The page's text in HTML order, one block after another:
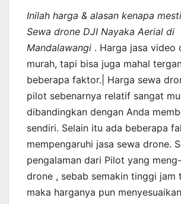
Inilah harga & alasan kenapa
Sewa drone DJI Nayaka Aerial di
Mandalawangi . Harga jasa video
murah, tapi bisa juga mahal
beberapa faktor.| Harga sewa
pilot sebenarnya relatif sangat
dibandingkan dengan Anda
sendiri. Selain itu ada beberapa
mempengaruhi jasa sewa drone.
pengalaman dari Pilot yang
drone , sebab semakin tinggi jam
maka harganya pun